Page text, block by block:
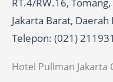
Jakarta Barat,
Telepon: (021)
Hotel Pullman Jakarta